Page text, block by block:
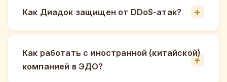
Как Диадок защищен от DDoS-атак?
Как работать с иностранной (китайской)
компанией в ЭДО?